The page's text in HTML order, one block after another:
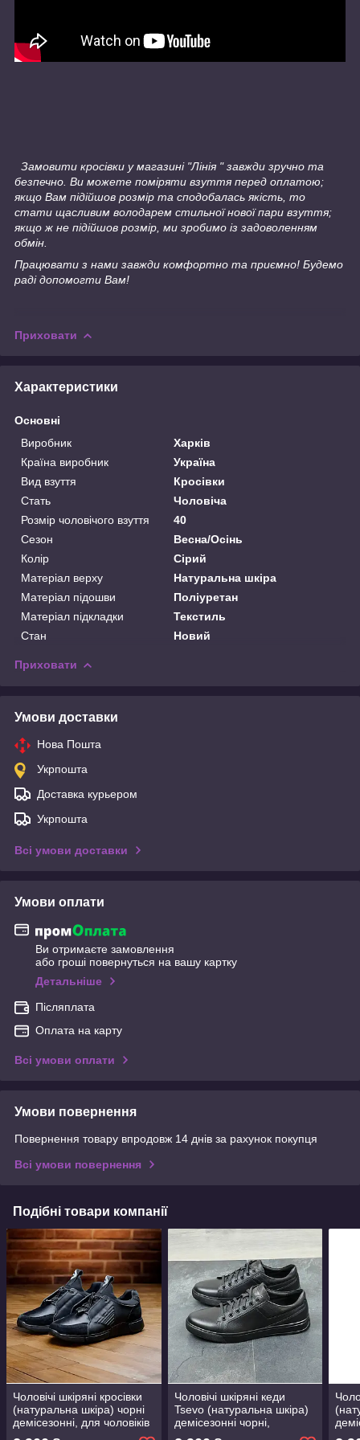
Замовити кросівки у магазині "Лінія " завжди зручно та
безпечно. Ви можете поміряти взуття перед оплатою;
якщо Вам підійшов розмір та сподобалась якість, то
стати щасливим володарем стильної нової пари взуття;
якщо ж не підійшов розмір, ми зробимо із задоволенням
обмін.
Працювати з нами завжди комфортно та приємно! Будемо
раді допомогти Вам!
Приховати
Характеристики
Основні
Виробник
Харків
Країна виробник
Україна
Вид взуття
Кросівки
Стать
Чоловіча
Розмір чоловічого взуття
40
Сезон
Весна/Осінь
Колір
Сірий
Матеріал верху
Натуральна шкіра
Матеріал підошви
Поліуретан
Матеріал підкладки
Текстиль
Стан
Новий
Приховати
Умови доставки
Нова Пошта
Укрпошта
Доставка курьером
Укрпошта
Всі умови доставки
Умови оплати
Ви отримаєте замовлення
або гроші повернуться на вашу картку
Детальніше
Післяплата
Оплата на карту
Всі умови оплати
Умови повернення
Повернення товару впродовж 14 днів за рахунок покупця
Всі умови повернення
Подібні товари компанії
Чоловічі шкіряні кросівки
(натуральна шкіра) чорні
демісезонні, для чоловіків
на весну осінь, розмір 40
Чоловічі шкіряні кеди
Tsevo (натуральна шкіра)
демісезонні чорні,